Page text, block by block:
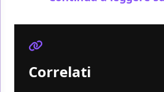
Correlati